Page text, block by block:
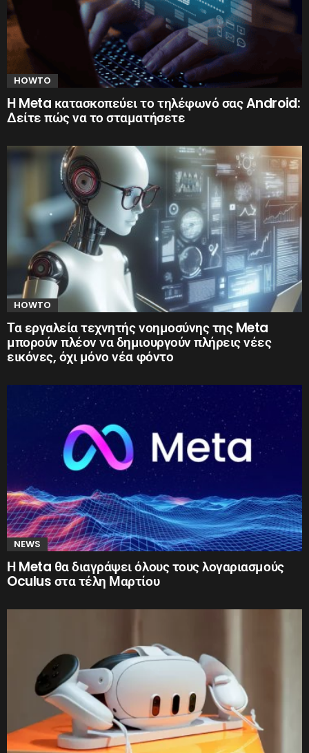
HOWTO
Η Meta κατασκοπεύει το τηλέφωνό σας Android:
Δείτε πώς να το σταματήσετε
HOWTO
Τα εργαλεία τεχνητής νοημοσύνης της Meta
μπορούν πλέον να δημιουργούν πλήρεις νέες
εικόνες, όχι μόνο νέα φόντο
NEWS
Η Meta θα διαγράψει όλους τους λογαριασμούς
Oculus στα τέλη Μαρτίου